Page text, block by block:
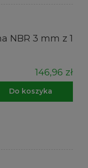
NBR 3 mm z 1
146,96 zł
Do koszyka